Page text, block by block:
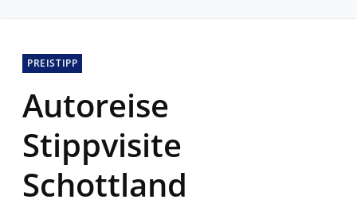
PREISTIPP
Autoreise
Stippvisite
Schottland